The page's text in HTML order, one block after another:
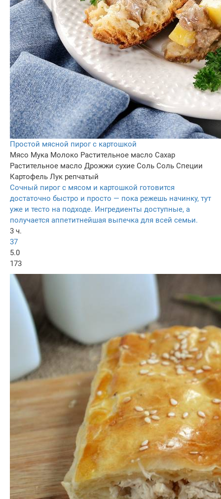
Простой мясной пирог с картошкой
Мясо Мука Молоко Растительное масло Сахар
Растительное масло Дрожжи сухие Соль Соль Специи
Картофель Лук репчатый
Сочный пирог с мясом и картошкой готовится
достаточно быстро и просто — пока режешь начинку, тут
уже и тесто на подходе. Ингредиенты доступные, а
получается аппетитнейшая выпечка для всей семьи.
3 ч.
37
5.0
173